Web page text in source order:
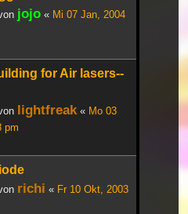
jojo « Mi 07 Jan, 2004
for Air lasers--
lightfreak« Mo 03
pm
richi « Fr 10 Okt, 2003